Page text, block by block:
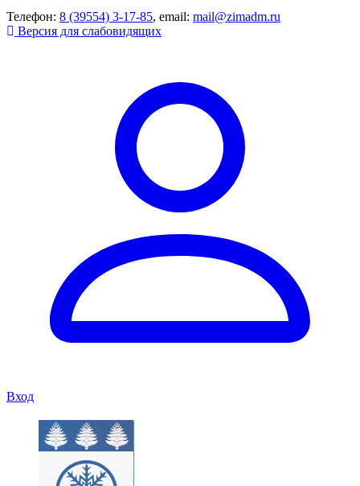
Телефон: 8 (39554) 3-17-85, email: mail@zimadm.ru
Версия для слабовидящих
Вход